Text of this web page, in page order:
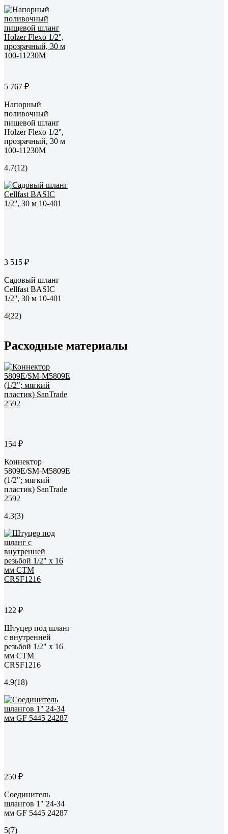
5 767 ₽
Напорный
поливочный
пищевой шланг
Holzer Flexo 1/2'',
прозрачный, 30 м
100-11230M
4.7(12)
3 515 ₽
Садовый шланг
Cellfast BASIC
1/2'', 30 м 10-401
4(22)
Расходные материалы
154 ₽
Коннектор
5809Е/SM-M5809E
(1/2"; мягкий
пластик) SanTrade
2592
4.3(3)
122 ₽
Штуцер под шланг
с внутренней
резьбой 1/2" х 16
мм СТМ
CRSF1216
4.9(18)
250 ₽
Соединитель
шлангов 1" 24-34
мм GF 5445 24287
5(7)